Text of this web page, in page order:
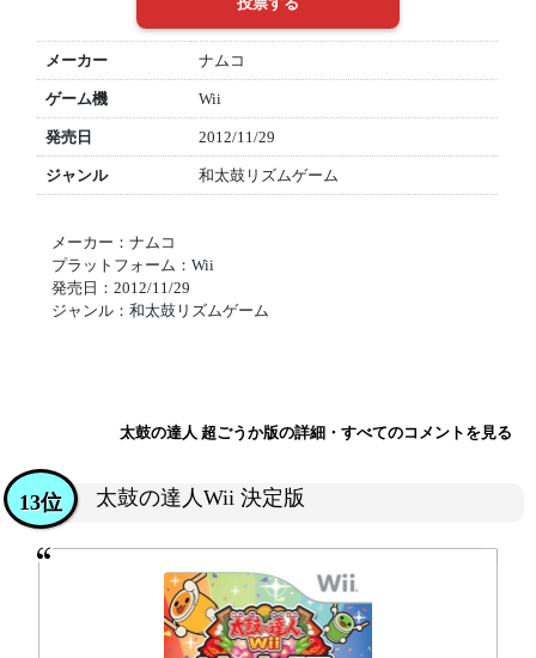
メーカー ナムコ
ゲーム機 Wii
発売日 2012/11/29
ジャンル 和太鼓リズムゲーム
メーカー：ナムコ
プラットフォーム：Wii
発売日：2012/11/29
ジャンル：和太鼓リズムゲーム
太鼓の達人 超ごうか版の詳細・すべてのコメントを見る
太鼓の達人Wii 決定版
13位